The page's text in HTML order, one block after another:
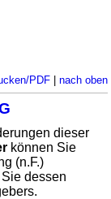
PDF| nach oben
dieser
können Sie
(n.F.)
dessen